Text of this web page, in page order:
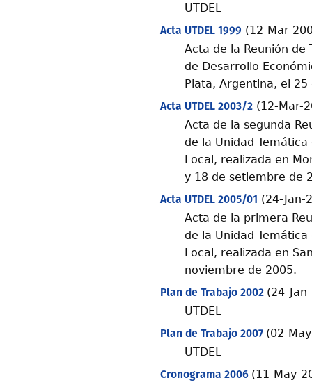
UTDEL
Acta UTDEL 1999 (12-Mar-
Acta de la Reunión de
de Desarrollo
Plata, Argentina, el
Acta UTDEL 2003/2(12-Mar-
Acta de la segunda
de la Unidad
Local, realizada en
y 18 de setiembre de
Acta UTDEL 2005/01 (24-Jan-
Acta de la primera
de la Unidad
Local, realizada en
noviembre de 2005.
Plan de Trabajo 2002 (24-
UTDEL
Plan de Trabajo 2007 (02-
UTDEL
Cronograma 2006 (11-May-